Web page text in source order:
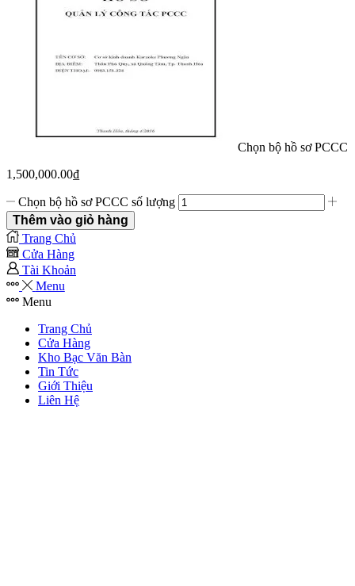
Chọn bộ hồ sơ PCCC
1,500,000.00₫
Chọn bộ hồ sơ PCCC số lượng
Thêm vào giỏ hàng
Trang Chủ
Cửa Hàng
Tài Khoản
Menu
Menu
Trang Chủ
Cửa Hàng
Kho Bạc Văn Bàn
Tin Tức
Giới Thiệu
Liên Hệ